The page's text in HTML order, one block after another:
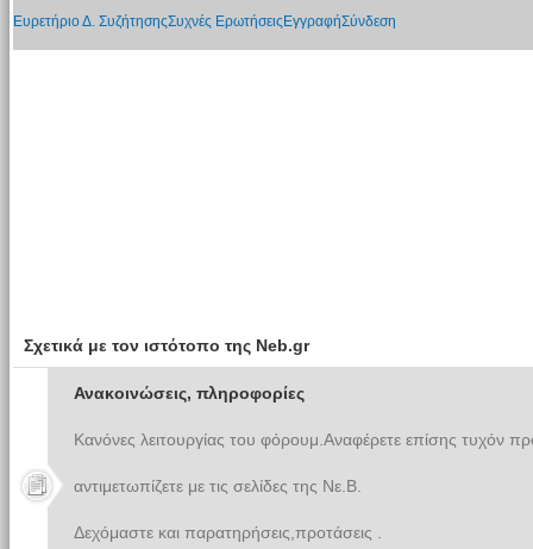
Ευρετήριο Δ. ΣυζήτησηςΣυχνές Ερωτήσεις ΕγγραφήΣύνδεση
Σχετικά με τον ιστότοπο της Neb.gr
Ανακοινώσεις, πληροφορίες
Κανόνες λειτουργίας του φόρουμ.Αναφέρετε επίσης τυχόν
αντιμετωπίζετε με τις σελίδες της Νε.Β.
Δεχόμαστε και παρατηρήσεις,προτάσεις .